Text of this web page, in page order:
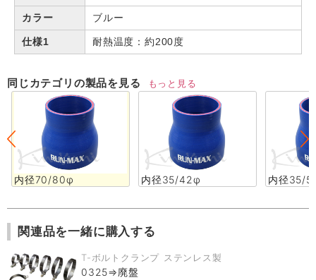
カラー ブルー
仕様1 耐熱温度：約200度
同じカテゴリの製品を見る もっと見る
内径70/80φ 内径35/42φ 内径35/
関連品を一緒に購入する
T-ボルトクランプ ステンレス製
0325⇒廃盤